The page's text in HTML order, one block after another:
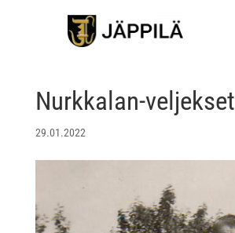
Nurkkalan-veljekset
29.01.2022